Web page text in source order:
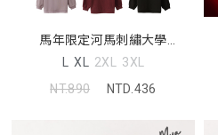
馬年限定河馬刺繡大學
TEE(unisex)
L XL 2XL 3XL
NT.890
NTD.436